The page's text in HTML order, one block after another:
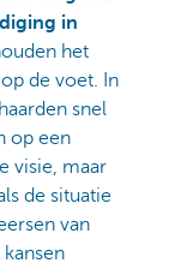
in
het
de voet. In
snel
op een
visie, maar
de situatie
van